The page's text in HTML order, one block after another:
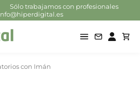
Sólo trabajamos con profesionales
con Imán